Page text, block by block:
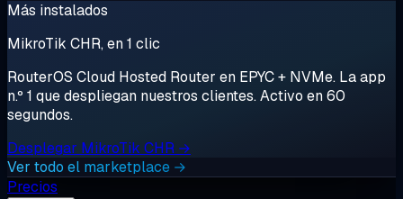
Más instalados
MikroTik CHR, en 1 clic
RouterOS Cloud Hosted Router en EPYC + NVMe. La app
n.º 1 que despliegan nuestros clientes. Activo en 60
segundos.
Desplegar MikroTik CHR →
Ver todo el marketplace →
Precios